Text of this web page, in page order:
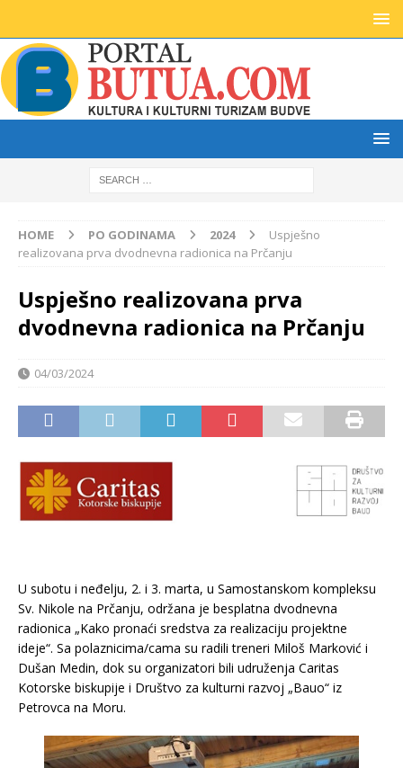
HOME PO GODINAMA 2024
Uspješno
realizovana prva dvodnevna radionica na Prčanju
Uspješno realizovana prva
dvodnevna radionica na Prčanju
04/03/2024
U subotu i neđelju, 2. i 3. marta, u Samostanskom kompleksu
Sv. Nikole na Prčanju, održana je besplatna dvodnevna
radionica „Kako pronaći sredstva za realizaciju projektne
ideje“. Sa polaznicima/cama su radili treneri Miloš Marković i
Dušan Medin, dok su organizatori bili udruženja Caritas
Kotorske biskupije i Društvo za kulturni razvoj „Bauo“ iz
Petrovca na Moru.